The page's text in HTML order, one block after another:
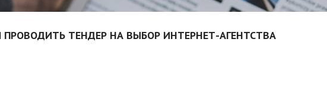
ТЕНДЕР НА ВЫБОР ИНТЕРНЕТ-АГЕНТСТВА